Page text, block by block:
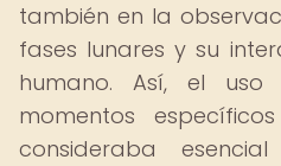
también en la
fases lunares y su
humano. Así, el
momentos
consideraba